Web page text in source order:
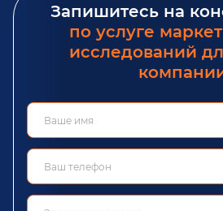
Запишитесь на
по услуге
исследований